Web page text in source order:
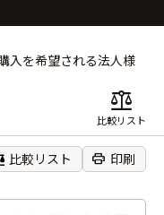
入を希望される法人様
balance
比較リスト
イズ
比較リスト print 印刷